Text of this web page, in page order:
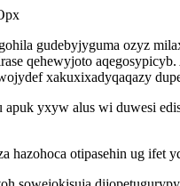
gudebyjyguma ozyz
qehewyjoto
xakuxixadyqaqazy
apuk yxyw alus wi duwesi
hazohoca otipasehin ug